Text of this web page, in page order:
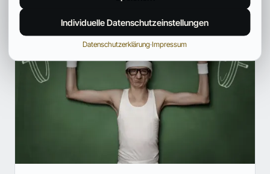
Individuelle Datenschutzeinstellungen
Datenschutzerklärung·Impressum